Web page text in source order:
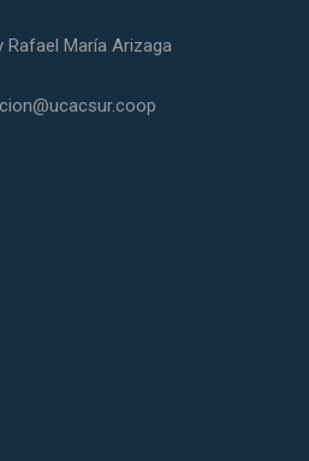
Rafael María Arizaga